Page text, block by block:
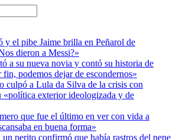
y el pibe Jaime brilla en Peñarol de
dieron a Messi?»
a su nueva novia y contó su historia de
podemos dejar de escondernos»
culpó a Lula da Silva de la crisis con
«política exterior ideologizada y de
que fue el último en ver con vida a
en buena forma»
perito confirmó que había rastros del nene